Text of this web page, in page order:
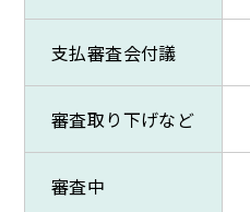
支払審査会付議
審査取り下げなど
審査中